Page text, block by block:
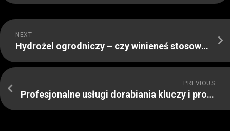
NEXT
Hydrożel ogrodniczy – czy winieneś stosować to rozwiązanie w ogrodzie?
PREVIOUS
Profesjonalne usługi dorabiania kluczy i programowania kluczy do samochodu